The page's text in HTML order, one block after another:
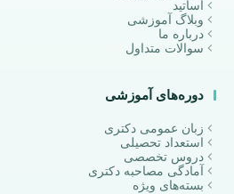
اساتید
وبلاگ آموزشی
درباره ما
سوالات متداول
دوره‌های آموزشی
زبان عمومی دکتری
استعداد تحصیلی
دروس تخصصی
آمادگی مصاحبه دکتری
بسته‌های ویژه